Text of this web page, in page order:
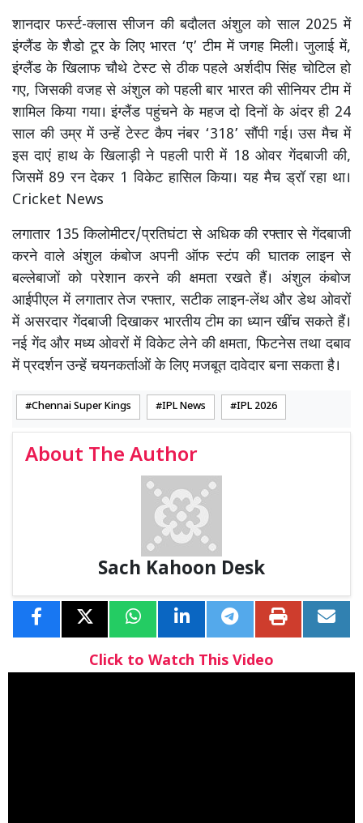
शानदार फर्स्ट-क्लास सीजन की बदौलत अंशुल को साल 2025 में
इंग्लैंड के शैडो टूर के लिए भारत ‘ए’ टीम में जगह मिली। जुलाई में,
इंग्लैंड के खिलाफ चौथे टेस्ट से ठीक पहले अर्शदीप सिंह चोटिल हो
गए, जिसकी वजह से अंशुल को पहली बार भारत की सीनियर टीम में
शामिल किया गया। इंग्लैंड पहुंचने के महज दो दिनों के अंदर ही 24
साल की उम्र में उन्हें टेस्ट कैप नंबर ‘318’ सौंपी गई। उस मैच में
इस दाएं हाथ के खिलाड़ी ने पहली पारी में 18 ओवर गेंदबाजी की,
जिसमें 89 रन देकर 1 विकेट हासिल किया। यह मैच ड्रॉ रहा था।
Cricket News
लगातार 135 किलोमीटर/प्रतिघंटा से अधिक की रफ्तार से गेंदबाजी
करने वाले अंशुल कंबोज अपनी ऑफ स्टंप की घातक लाइन से
बल्लेबाजों को परेशान करने की क्षमता रखते हैं। अंशुल कंबोज
आईपीएल में लगातार तेज रफ्तार, सटीक लाइन-लेंथ और डेथ ओवरों
में असरदार गेंदबाजी दिखाकर भारतीय टीम का ध्यान खींच सकते हैं।
नई गेंद और मध्य ओवरों में विकेट लेने की क्षमता, फिटनेस तथा दबाव
में प्रदर्शन उन्हें चयनकर्ताओं के लिए मजबूत दावेदार बना सकता है।
Chennai Super Kings IPL News IPL 2026
About The Author
Sach Kahoon Desk
Click to Watch This Video